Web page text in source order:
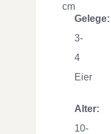
cm
Gelege:
3-
4
Eier
Alter:
10-